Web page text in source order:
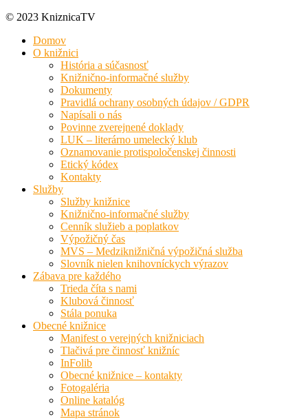
© 2023 KniznicaTV
Domov
O knižnici
História a súčasnosť
Knižnično-informačné služby
Dokumenty
Pravidlá ochrany osobných údajov / GDPR
Napísali o nás
Povinne zverejnené doklady
LUK – literárno umelecký klub
Oznamovanie protispoločenskej činnosti
Etický kódex
Kontakty
Služby
Služby knižnice
Knižnično-informačné služby
Cenník služieb a poplatkov
Výpožičný čas
MVS – Medziknižničná výpožičná služba
Slovník nielen knihovníckych výrazov
Zábava pre každého
Trieda číta s nami
Klubová činnosť
Stála ponuka
Obecné knižnice
Manifest o verejných knižniciach
Tlačivá pre činnosť knižníc
InFolib
Obecné knižnice – kontakty
Fotogaléria
Online katalóg
Mapa stránok